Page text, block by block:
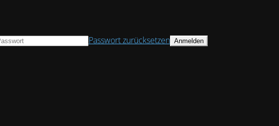
Passwort zurücksetzen